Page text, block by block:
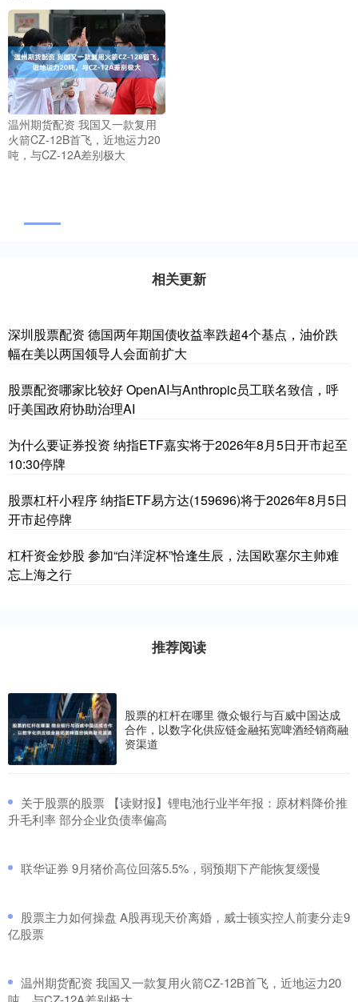
温州期货配资 我国又一款复用
火箭CZ-12B首飞，近地运力20
吨，与CZ-12A差别极大
相关更新
深圳股票配资 德国两年期国债收益率跌超4个基点，油价跌
幅在美以两国领导人会面前扩大
股票配资哪家比较好 OpenAI与Anthropic员工联名致信，呼
吁美国政府协助治理AI
为什么要证券投资 纳指ETF嘉实将于2026年8月5日开市起至
10:30停牌
股票杠杆小程序 纳指ETF易方达(159696)将于2026年8月5日
开市起停牌
杠杆资金炒股 参加“白洋淀杯”恰逢生辰，法国欧塞尔主帅难
忘上海之行
推荐阅读
股票的杠杆在哪里 微众银行与百威中国达成
合作，以数字化供应链金融拓宽啤酒经销商融
资渠道
​关于股票的股票 【读财报】锂电池行业半年报：原材料降价推
升毛利率 部分企业负债率偏高
​联华证券 9月猪价高位回落5.5%，弱预期下产能恢复缓慢
​股票主力如何操盘 A股再现天价离婚，威士顿实控人前妻分走9
亿股票
​温州期货配资 我国又一款复用火箭CZ-12B首飞，近地运力20